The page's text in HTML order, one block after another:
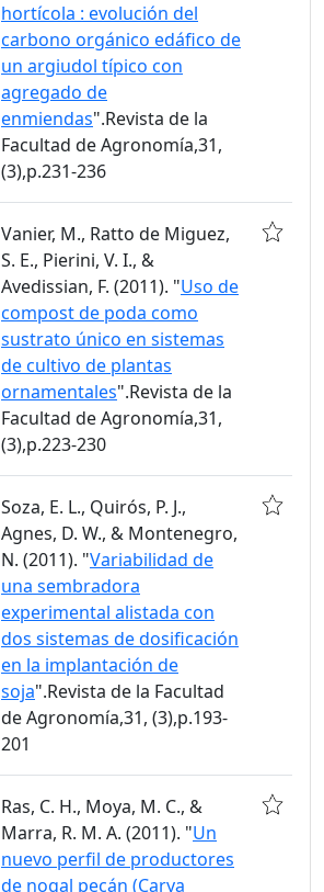
hortícola : evolución del
carbono orgánico edáfico de
un argiudol típico con
agregado de
enmiendas".Revista de la
Facultad de Agronomía,31,
(3),p.231-236
Vanier, M., Ratto de Miguez,
S. E., Pierini, V. I., &
Avedissian, F. (2011). "Uso de
compost de poda como
sustrato único en sistemas
de cultivo de plantas
ornamentales".Revista de la
Facultad de Agronomía,31,
(3),p.223-230
Soza, E. L., Quirós, P. J.,
Agnes, D. W., & Montenegro,
N. (2011). "Variabilidad de
una sembradora
experimental alistada con
dos sistemas de dosificación
en la implantación de
soja".Revista de la Facultad
de Agronomía,31, (3),p.193-
201
Ras, C. H., Moya, M. C., &
Marra, R. M. A. (2011). "Un
nuevo perfil de productores
de nogal pecán (Carya